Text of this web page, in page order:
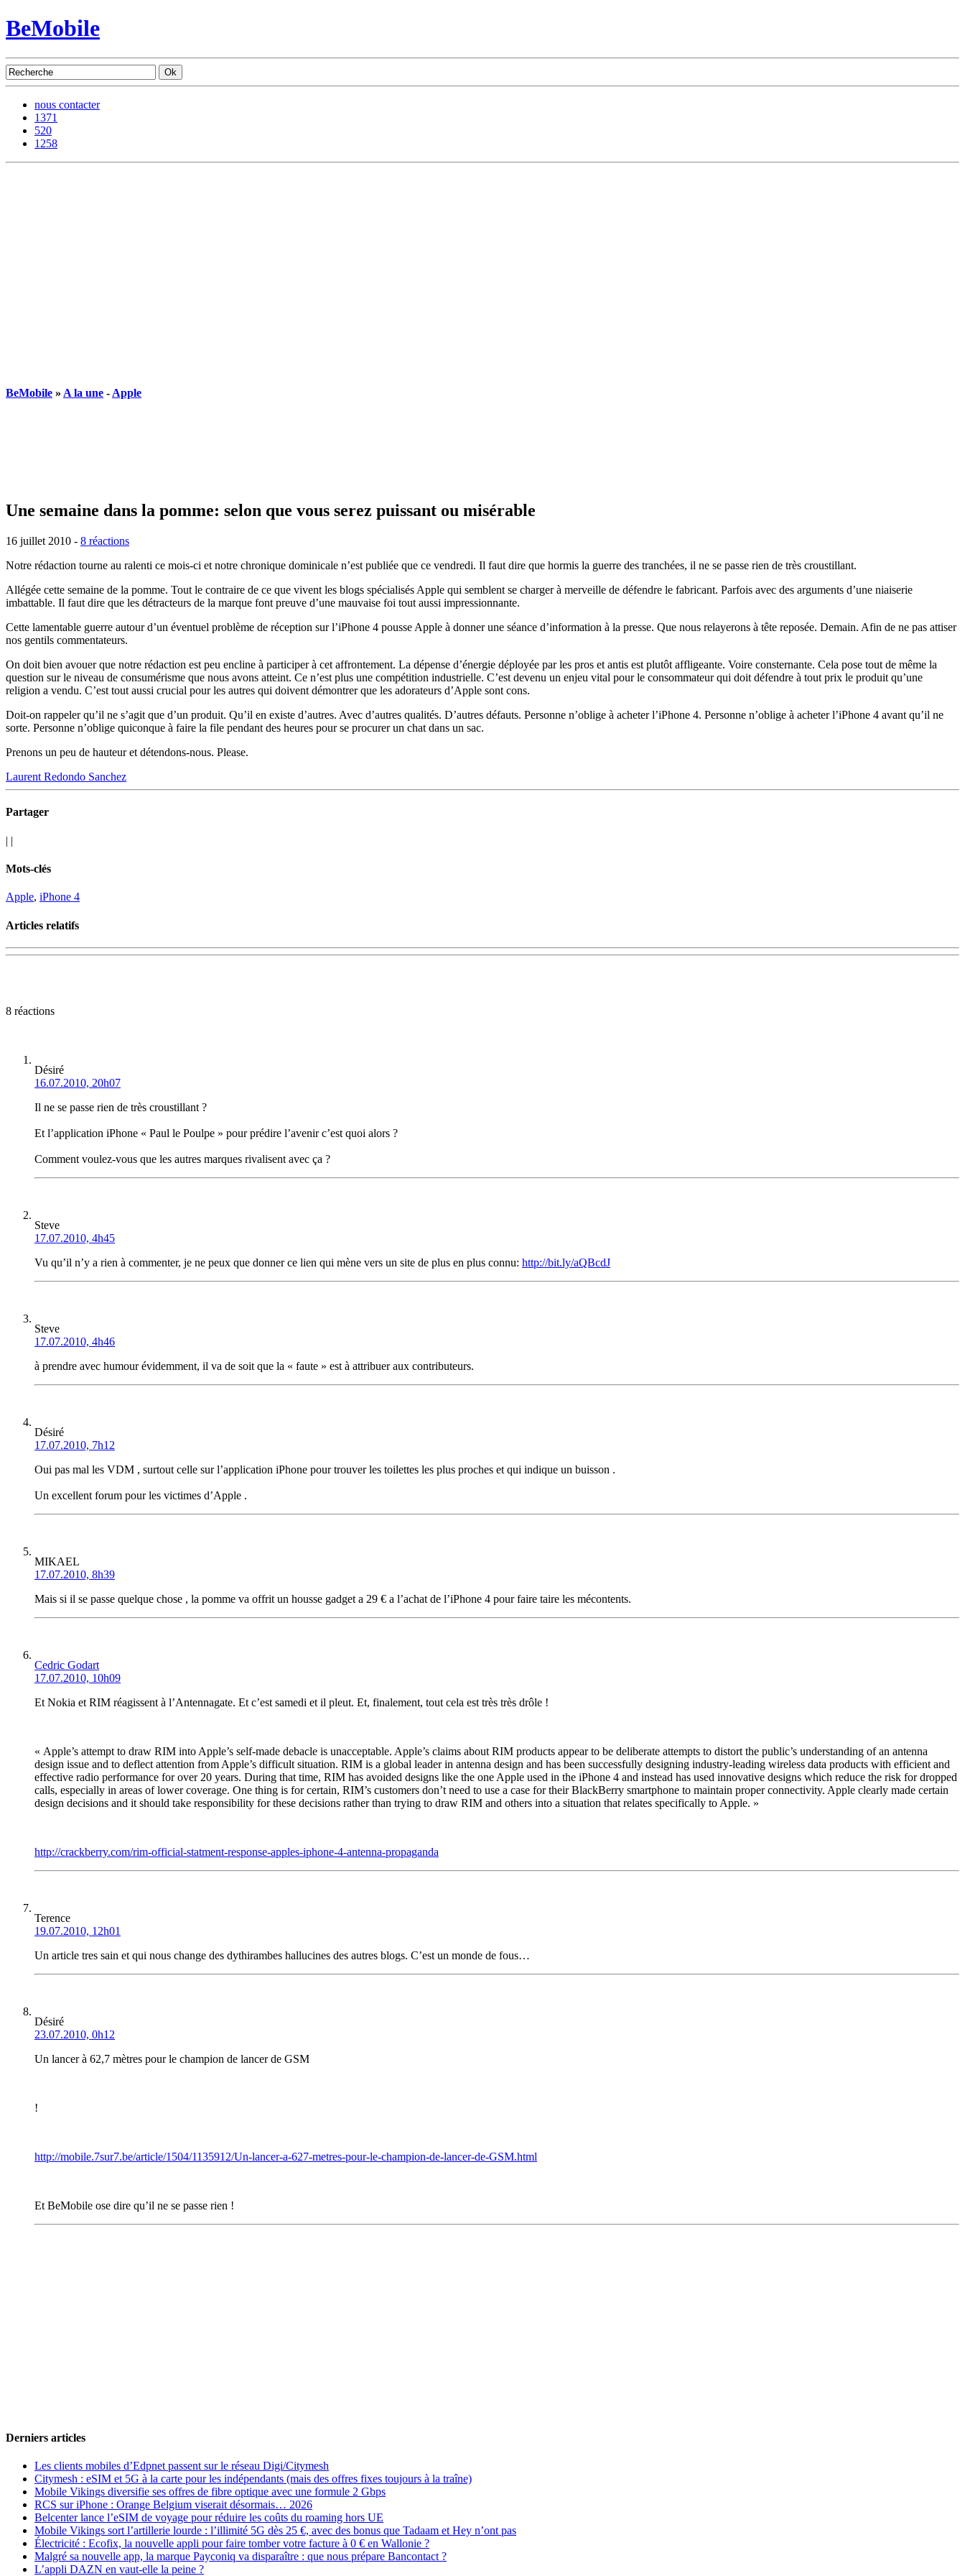
BeMobile
nous contacter
1371
520
1258
BeMobile » A la une - Apple
Une semaine dans la pomme: selon que vous serez puissant ou misérable
16 juillet 2010 - 8 réactions
Notre rédaction tourne au ralenti ce mois-ci et notre chronique dominicale n’est publiée que ce vendredi. Il faut dire que hormis la guerre des tranchées, il ne se passe rien de très croustillant.
Allégée cette semaine de la pomme. Tout le contraire de ce que vivent les blogs spécialisés Apple qui semblent se charger à merveille de défendre le fabricant. Parfois avec des arguments d’une niaiserie
imbattable. Il faut dire que les détracteurs de la marque font preuve d’une mauvaise foi tout aussi impressionnante.
Cette lamentable guerre autour d’un éventuel problème de réception sur l’iPhone 4 pousse Apple à donner une séance d’information à la presse. Que nous relayerons à tête reposée. Demain. Afin de ne pas attiser
nos gentils commentateurs.
On doit bien avouer que notre rédaction est peu encline à participer à cet affrontement. La dépense d’énergie déployée par les pros et antis est plutôt affligeante. Voire consternante. Cela pose tout de même la
question sur le niveau de consumérisme que nous avons atteint. Ce n’est plus une compétition industrielle. C’est devenu un enjeu vital pour le consommateur qui doit défendre à tout prix le produit qu’une
religion a vendu. C’est tout aussi crucial pour les autres qui doivent démontrer que les adorateurs d’Apple sont cons.
Doit-on rappeler qu’il ne s’agit que d’un produit. Qu’il en existe d’autres. Avec d’autres qualités. D’autres défauts. Personne n’oblige à acheter l’iPhone 4. Personne n’oblige à acheter l’iPhone 4 avant qu’il ne
sorte. Personne n’oblige quiconque à faire la file pendant des heures pour se procurer un chat dans un sac.
Prenons un peu de hauteur et détendons-nous. Please.
Laurent Redondo Sanchez
Partager
| |
Mots-clés
Apple, iPhone 4
Articles relatifs
8 réactions
Désiré
16.07.2010, 20h07
Il ne se passe rien de très croustillant ?
Et l’application iPhone « Paul le Poulpe » pour prédire l’avenir c’est quoi alors ?
Comment voulez-vous que les autres marques rivalisent avec ça ?
Steve
17.07.2010, 4h45
Vu qu’il n’y a rien à commenter, je ne peux que donner ce lien qui mène vers un site de plus en plus connu: http://bit.ly/aQBcdJ
Steve
17.07.2010, 4h46
à prendre avec humour évidemment, il va de soit que la « faute » est à attribuer aux contributeurs.
Désiré
17.07.2010, 7h12
Oui pas mal les VDM , surtout celle sur l’application iPhone pour trouver les toilettes les plus proches et qui indique un buisson .
Un excellent forum pour les victimes d’Apple .
MIKAEL
17.07.2010, 8h39
Mais si il se passe quelque chose , la pomme va offrit un housse gadget a 29 € a l’achat de l’iPhone 4 pour faire taire les mécontents.
Cedric Godart
17.07.2010, 10h09
Et Nokia et RIM réagissent à l’Antennagate. Et c’est samedi et il pleut. Et, finalement, tout cela est très très drôle !
« Apple’s attempt to draw RIM into Apple’s self-made debacle is unacceptable. Apple’s claims about RIM products appear to be deliberate attempts to distort the public’s understanding of an antenna
design issue and to deflect attention from Apple’s difficult situation. RIM is a global leader in antenna design and has been successfully designing industry-leading wireless data products with efficient and
effective radio performance for over 20 years. During that time, RIM has avoided designs like the one Apple used in the iPhone 4 and instead has used innovative designs which reduce the risk for dropped
calls, especially in areas of lower coverage. One thing is for certain, RIM’s customers don’t need to use a case for their BlackBerry smartphone to maintain proper connectivity. Apple clearly made certain
design decisions and it should take responsibility for these decisions rather than trying to draw RIM and others into a situation that relates specifically to Apple. »
http://crackberry.com/rim-official-statment-response-apples-iphone-4-antenna-propaganda
Terence
19.07.2010, 12h01
Un article tres sain et qui nous change des dythirambes hallucines des autres blogs. C’est un monde de fous…
Désiré
23.07.2010, 0h12
Un lancer à 62,7 mètres pour le champion de lancer de GSM
!
http://mobile.7sur7.be/article/1504/1135912/Un-lancer-a-627-metres-pour-le-champion-de-lancer-de-GSM.html
Et BeMobile ose dire qu’il ne se passe rien !
Derniers articles
Les clients mobiles d’Edpnet passent sur le réseau Digi/Citymesh
Citymesh : eSIM et 5G à la carte pour les indépendants (mais des offres fixes toujours à la traîne)
Mobile Vikings diversifie ses offres de fibre optique avec une formule 2 Gbps
RCS sur iPhone : Orange Belgium viserait désormais… 2026
Belcenter lance l’eSIM de voyage pour réduire les coûts du roaming hors UE
Mobile Vikings sort l’artillerie lourde : l’illimité 5G dès 25 €, avec des bonus que Tadaam et Hey n’ont pas
Électricité : Ecofix, la nouvelle appli pour faire tomber votre facture à 0 € en Wallonie ?
Malgré sa nouvelle app, la marque Payconiq va disparaître : que nous prépare Bancontact ?
L’appli DAZN en vaut-elle la peine ?